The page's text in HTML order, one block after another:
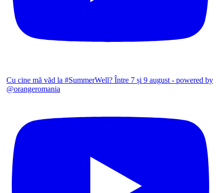
Cu cine mă văd la #SummerWell? Între 7 și 9 august - powered by
@orangeromania